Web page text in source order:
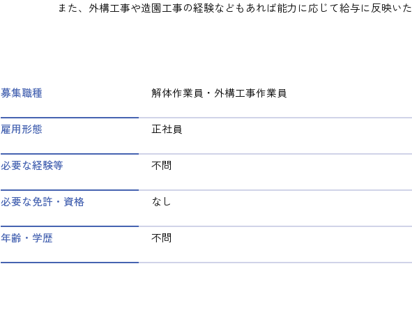
また、外構工事や造園工事の経験なども あれば能力に応じて給与に反映いた
募集職種 解体作業員・ 外構工事作業員
雇用形態 正社員
必要な経験等 不問
必要な免許・資格 なし
年齢・学歴 不問